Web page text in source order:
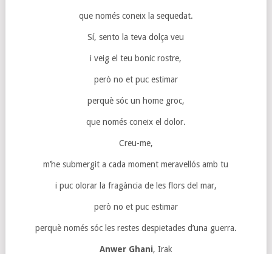
que només coneix la sequedat.
Sí, sento la teva dolça veu
i veig el teu bonic rostre,
però no et puc estimar
perquè sóc un home groc,
que només coneix el dolor.
Creu-me,
m’he submergit a cada moment meravellós amb tu
i puc olorar la fragància de les flors del mar,
però no et puc estimar
perquè només sóc les restes despietades d’una guerra.
Anwer Ghani, Irak